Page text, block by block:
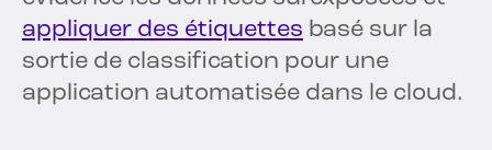
appliquer des étiquettes basé sur la
sortie de classification pour une
application automatisée dans le cloud.